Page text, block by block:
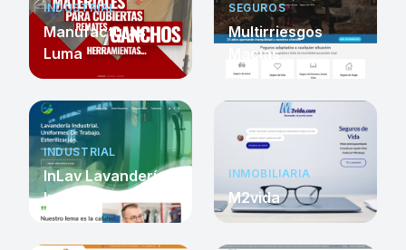
INDUSTRIAL
Manufacturas
Luma
SEGUROS
Multirriesgos
Macías
INDUSTRIAL
InLav Lavandería
Industrial
INMOBILIARIA
M2vida